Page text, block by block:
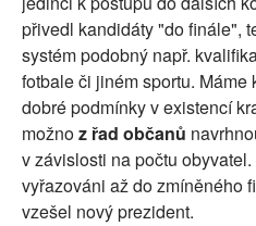
přivedl kandidáty "do finále",
systém podobný např.
fotbale či jiném sportu.
dobré podmínky v existencí
možnoz řad občanů
v závislosti na počtu
vyřazováni až do zmíněného
vzešel nový prezident.